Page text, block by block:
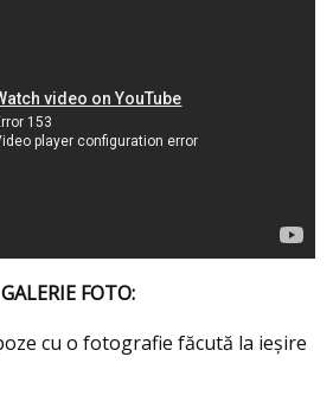
GALERIE FOTO:
cu o fotografie făcută la ieșire